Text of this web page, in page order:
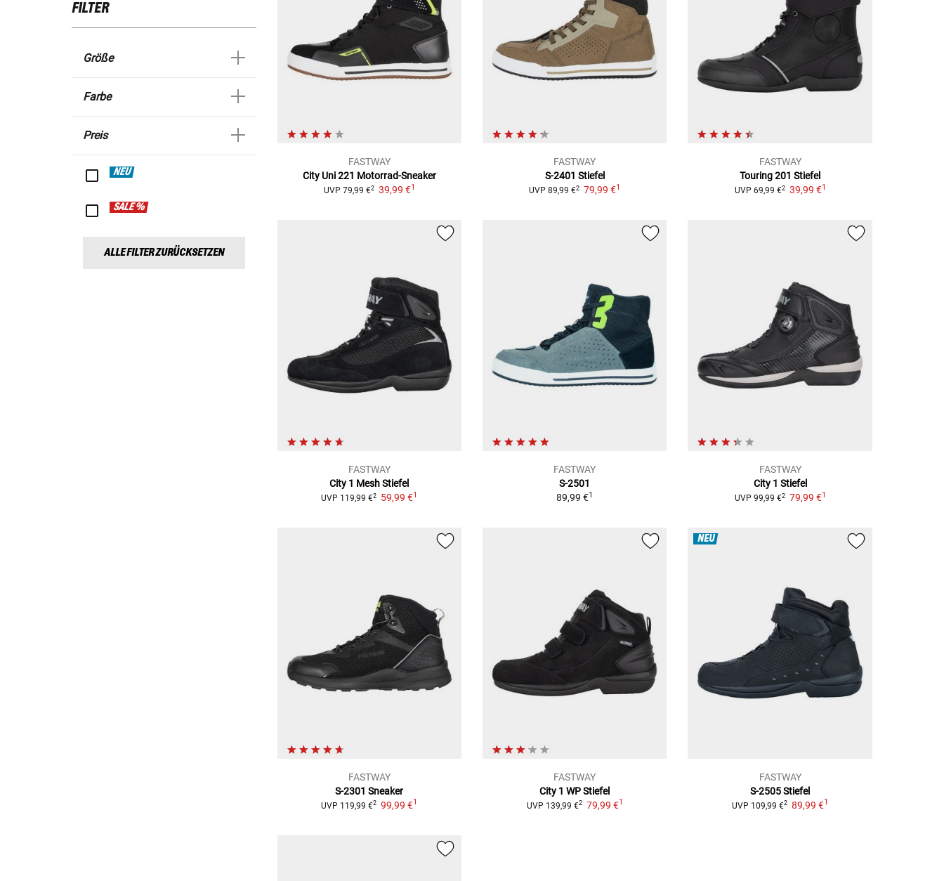
FILTER
Größe
Farbe
Preis
NEU
SALE %
ALLE FILTER ZURÜCKSETZEN
FASTWAY
City Uni 221 Motorrad-Sneaker
UVP 79,99 €2 39,99 €1
FASTWAY
S-2401 Stiefel
UVP 89,99 €2 79,99 €1
FASTWAY
Touring 201 Stiefel
UVP 69,99 €2 39,99 €1
FASTWAY
City 1 Mesh Stiefel
UVP 119,99 €2 59,99 €1
FASTWAY
S-2501
89,99 €1
FASTWAY
City 1 Stiefel
UVP 99,99 €2 79,99 €1
FASTWAY
S-2301 Sneaker
UVP 119,99 €2 99,99 €1
FASTWAY
City 1 WP Stiefel
UVP 139,99 €2 79,99 €1
NEU
FASTWAY
S-2505 Stiefel
UVP 109,99 €2 89,99 €1